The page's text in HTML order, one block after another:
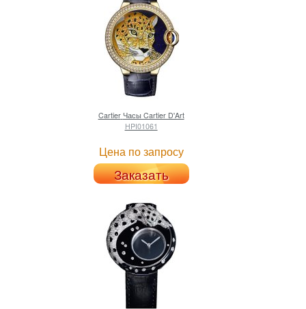
Cartier Часы Cartier D'Art
HPI01061
Цена по запросу
Заказать